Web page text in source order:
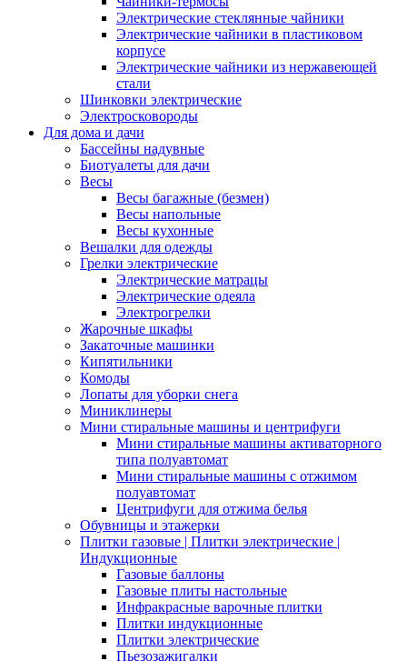
Электрические стеклянные чайники
Электрические чайники в пластиковом
корпусе
Электрические чайники из нержавеющей
стали
Шинковки электрические
Электросковороды
Для дома и дачи
Бассейны надувные
Биотуалеты для дачи
Весы
Весы багажные (безмен)
Весы напольные
Весы кухонные
Вешалки для одежды
Грелки электрические
Электрические матрацы
Электрические одеяла
Электрогрелки
Жарочные шкафы
Закаточные машинки
Кипятильники
Комоды
Лопаты для уборки снега
Миниклинеры
Мини стиральные машины и центрифуги
Мини стиральные машины активаторного
типа полуавтомат
Мини стиральные машины с отжимом
полуавтомат
Центрифуги для отжима белья
Обувницы и этажерки
Плитки газовые | Плитки электрические |
Индукционные
Газовые баллоны
Газовые плиты настольные
Инфракрасные варочные плитки
Плитки индукционные
Плитки электрические
Пьезозажигалки